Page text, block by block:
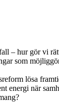
– hur gör vi
som
lösa
energi när